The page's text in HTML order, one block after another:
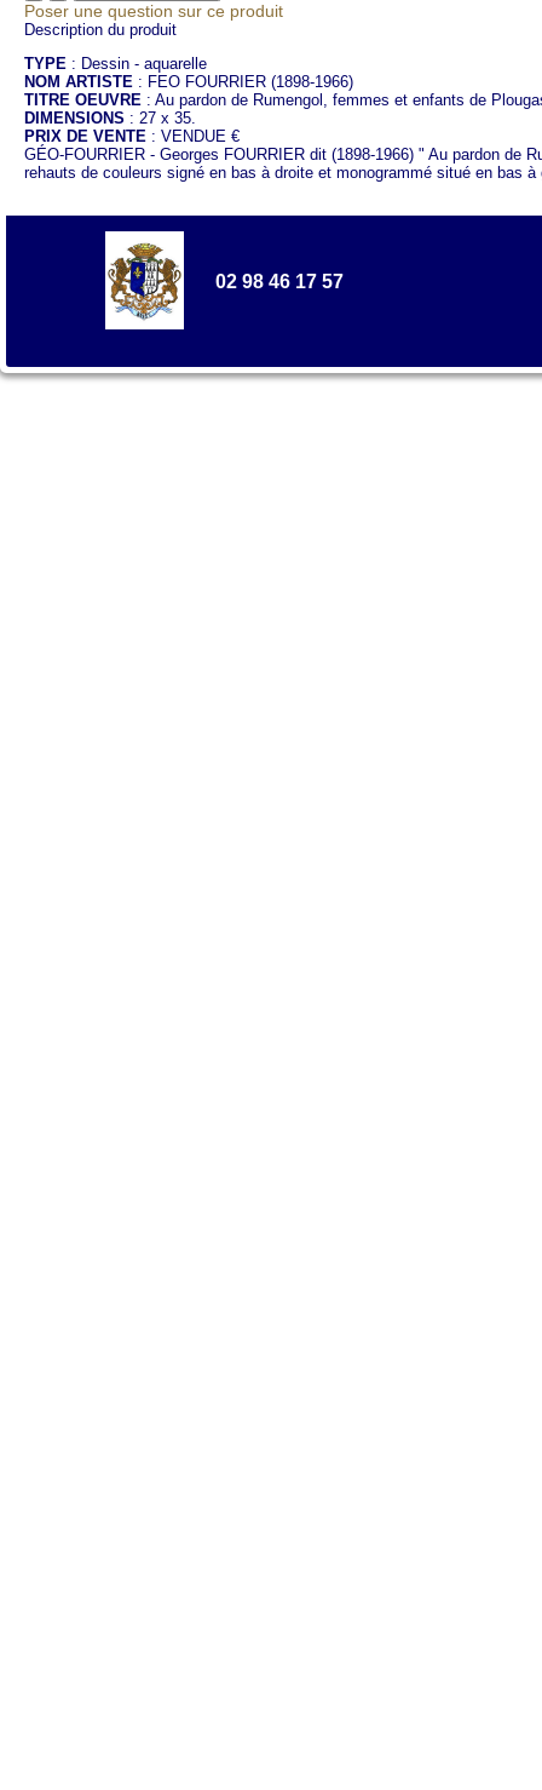
Poser une question sur ce produit
Description du produit
TYPE : Dessin - aquarelle
NOM ARTISTE : FEO FOURRIER (1898-1966)
TITRE OEUVRE : Au pardon de Rumengol, femmes et enfants de
DIMENSIONS : 27 x 35.
PRIX DE VENTE : VENDUE €
GÉO-FOURRIER - Georges FOURRIER dit (1898-1966) " Au pardon de
rehauts de couleurs signé en bas à droite et monogrammé situé en bas
02 98 46 17 57